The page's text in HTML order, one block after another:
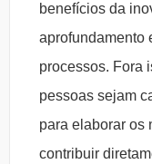
benefícios da
aprofundamento
processos. Fora
pessoas sejam
para elaborar os
contribuir